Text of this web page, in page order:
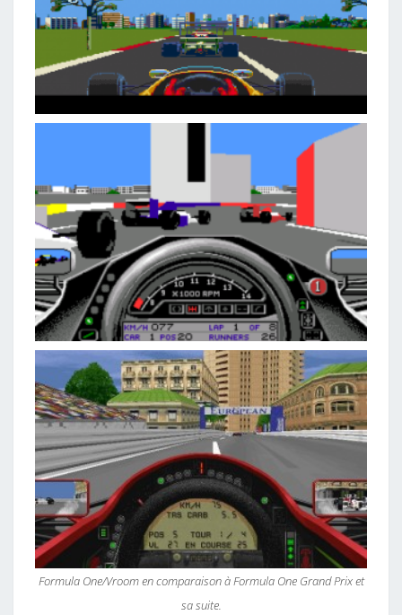
Formula One/Vroom en comparaison à Formula One Grand Prix et
sa suite.